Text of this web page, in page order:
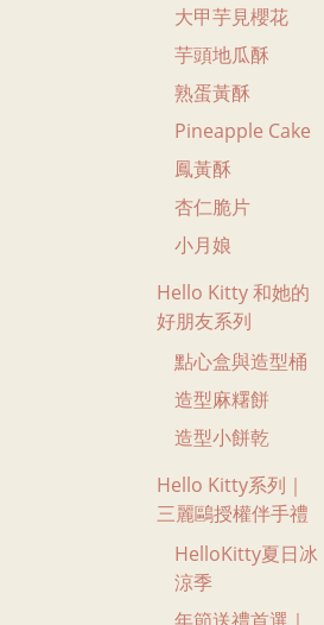
大甲芋見櫻花
芋頭地瓜酥
熟蛋黃酥
Pineapple Cake
鳳黃酥
杏仁脆片
小月娘
Hello Kitty 和她的
好朋友系列
點心盒與造型桶
造型麻糬餅
造型小餅乾
Hello Kitty系列｜
三麗鷗授權伴手禮
HelloKitty夏日冰
涼季